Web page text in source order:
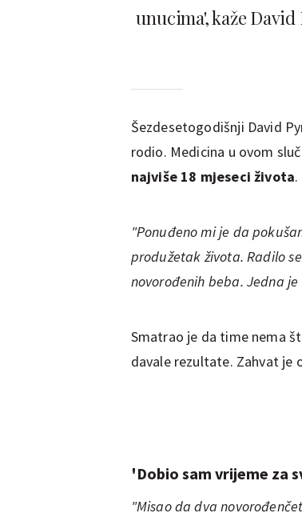
unucima', kaže
Šezdesetogodišnji David
rodio. Medicina u ovom
najviše 18 mjeseci života
"Ponuđeno mi je da
produžetak života. Radilo
novorođenih beba. Jedna
Smatrao je da time nema
davale rezultate. Zahvat je
'Dobio sam vrijeme za
"Misao da dva